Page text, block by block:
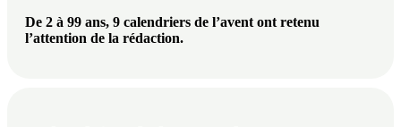
De 2 à 99 ans, 9 calendriers de l’avent ont retenu
l’attention de la rédaction.